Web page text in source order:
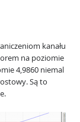
kanału
na poziomie
4,9860 niemal
Są to